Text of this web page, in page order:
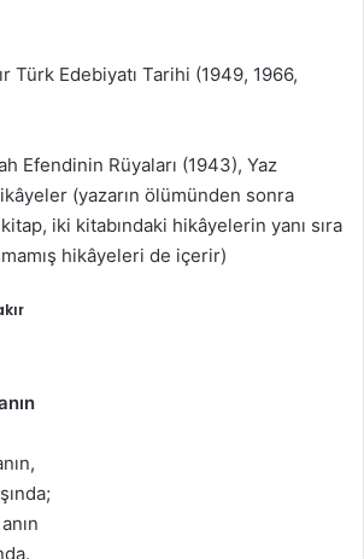
Türk Edebiyatı Tarihi (1949, 1966,
Efendinin Rüyaları (1943), Yaz
(yazarın ölümünden sonra
iki kitabındaki hikâyelerin yanı sıra
hikâyeleri de içerir)